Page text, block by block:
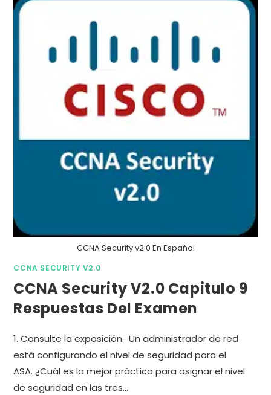
CCNA Security v2.0 En Español
CCNA SECURITY V2.0
CCNA Security V2.0 Capitulo 9
Respuestas Del Examen
1. Consulte la exposición. Un administrador de red
está configurando el nivel de seguridad para el
ASA. ¿Cuál es la mejor práctica para asignar el nivel
de seguridad en las tres…